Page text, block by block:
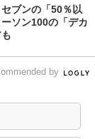
ブンの「50％以
ーソン100の「デカ
by